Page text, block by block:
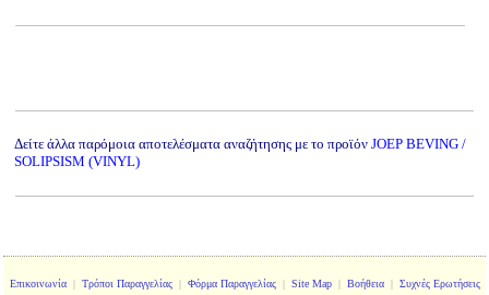
Δείτε άλλα παρόμοια αποτελέσματα αναζήτησης με το προϊόν JOEP BEVING /
SOLIPSISM (VINYL)
Επικοινωνία| Τρόποι Παραγγελίας| Φόρμα Παραγγελίας| Site Map| Βοήθεια| Συχνές Ερωτήσεις